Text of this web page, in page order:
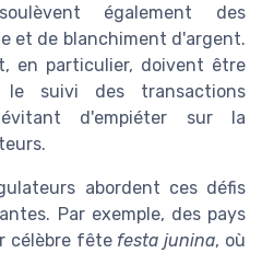
également des
et de blanchiment d'argent.
en particulier, doivent être
le suivi des transactions
d'empiéter sur la
abordent ces défis
Par exemple, des pays
célèbre fête festa junina, où